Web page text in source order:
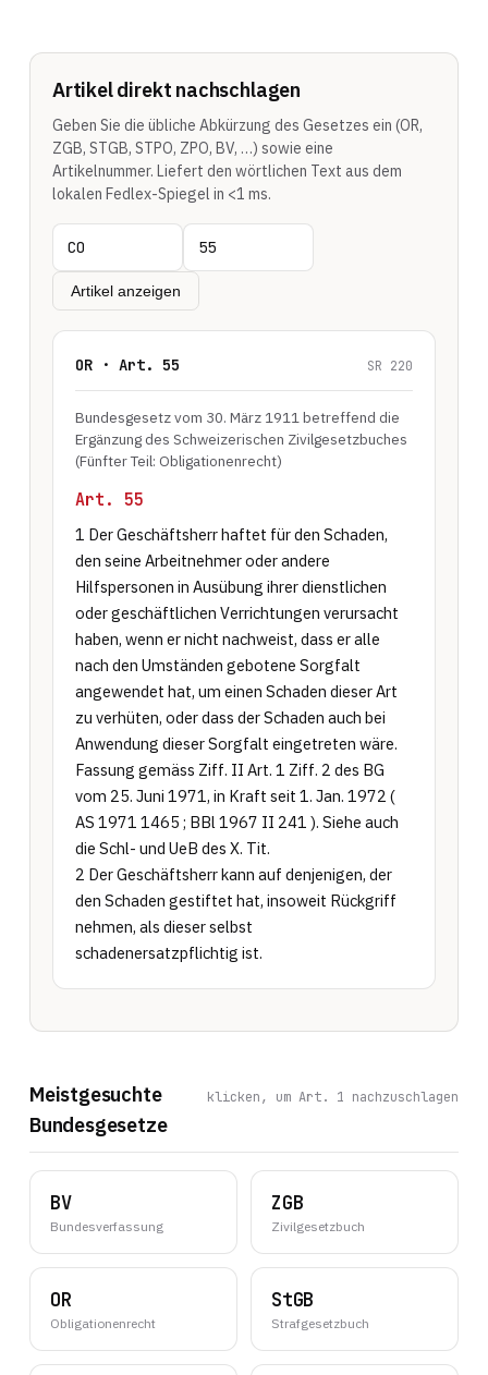
Artikel direkt nachschlagen
Geben Sie die übliche Abkürzung des Gesetzes ein (OR,
ZGB, STGB, STPO, ZPO, BV, …) sowie eine
Artikelnummer. Liefert den wörtlichen Text aus dem
lokalen Fedlex-Spiegel in <1 ms.
Artikel anzeigen
OR · Art. 55 SR 220
Bundesgesetz vom 30. März 1911 betreffend die
Ergänzung des Schweizerischen Zivilgesetzbuches
(Fünfter Teil: Obligationenrecht)
Art. 55
1 Der Geschäftsherr haftet für den Schaden,
den seine Arbeitnehmer oder andere
Hilfspersonen in Ausübung ihrer dienstlichen
oder geschäftlichen Verrichtungen verursacht
haben, wenn er nicht nachweist, dass er alle
nach den Umständen gebotene Sorgfalt
angewendet hat, um einen Schaden dieser Art
zu verhüten, oder dass der Schaden auch bei
Anwendung dieser Sorgfalt eingetreten wäre.
Fassung gemäss Ziff. II Art. 1 Ziff. 2 des BG
vom 25. Juni 1971, in Kraft seit 1. Jan. 1972 (
AS 1971 1465 ; BBl 1967 II 241 ). Siehe auch
die Schl- und UeB des X. Tit.
2 Der Geschäftsherr kann auf denjenigen, der
den Schaden gestiftet hat, insoweit Rückgriff
nehmen, als dieser selbst
schadenersatzpflichtig ist.
Meistgesuchte
Bundesgesetze
klicken, um Art. 1 nachzuschlagen
BV
Bundesverfassung
ZGB
Zivilgesetzbuch
OR
Obligationenrecht
StGB
Strafgesetzbuch